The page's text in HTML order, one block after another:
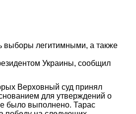
выборы легитимными, а также
Украины, сообщил
Верховный суд принял
для утверждений о
было выполнено. Тарас